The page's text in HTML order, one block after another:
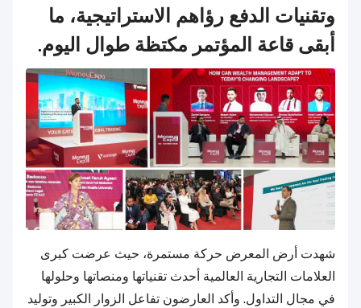
وتقنيات الدفع رؤاهم الاستراتيجية، ما
أبقى قاعة المؤتمر مكتظة طوال اليوم.
شهدت أرض المعرض حركة مستمرة، حيث عرضت كبرى
العلامات التجارية العالمية أحدث تقنياتها ومنصاتها وحلولها
في مجال التداول. وأكد العارضون تفاعل الزوار الكبير وتوليد